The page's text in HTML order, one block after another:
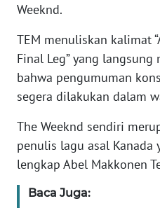
Weeknd.
TEM menuliskan kalimat
Final Leg” yang
bahwa pengumuman
segera dilakukan dalam
The Weeknd sendiri
penulis lagu asal
lengkap Abel Makkonen
Baca Juga:
REDAKSI
DISCLAIMER
Wahana
Regional
SUMUT